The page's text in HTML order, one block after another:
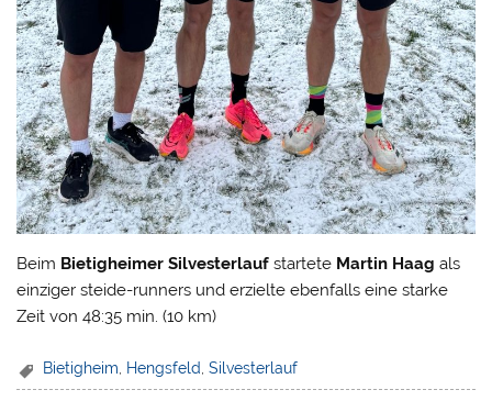
Beim Bietigheimer Silvesterlauf startete Martin Haag als
einziger steide-runners und erzielte ebenfalls eine starke
Zeit von 48:35 min. (10 km)
Bietigheim, Hengsfeld,Silvesterlauf